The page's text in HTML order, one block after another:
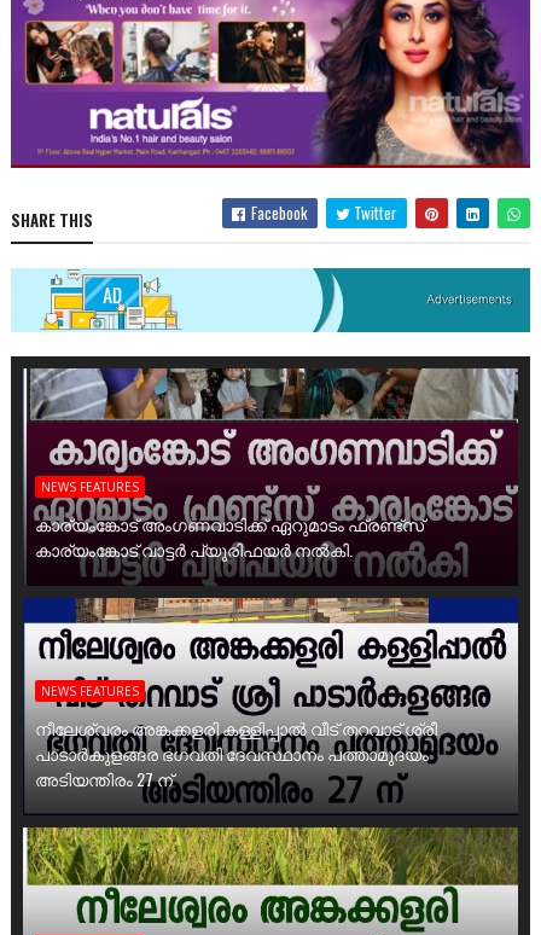
SHARE THIS Facebook Twitter
NEWS FEATURES
കാര്യംങ്കോട് അംഗണവാടിക്ക് ഏറുമാടം ഫ്രണ്ട്സ്
കാര്യംങ്കോട് വാട്ടർ പ്യൂരിഫയർ നൽകി.
NEWS FEATURES
നീലേശ്വരം അങ്കക്കളരി കള്ളിപ്പാൽ വീട് തറവാട് ശ്രീ
പാടാർകുളങ്ങര ഭഗവതി ദേവസ്ഥാനം പത്താമുദയം
അടിയന്തിരം 27 ന്